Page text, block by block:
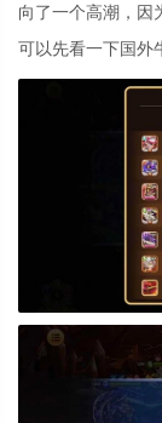
向了一个高潮，因
可以先看一下国外